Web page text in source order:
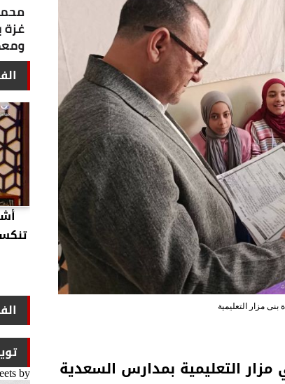
بنى مزار التعليمية
مزار التعليمية بمدارس السعدية
خبير أمني: طهران تستغل التهدئة
لتجارب تحت الأرض وتحالفها مع الصين
وروسيا...
by